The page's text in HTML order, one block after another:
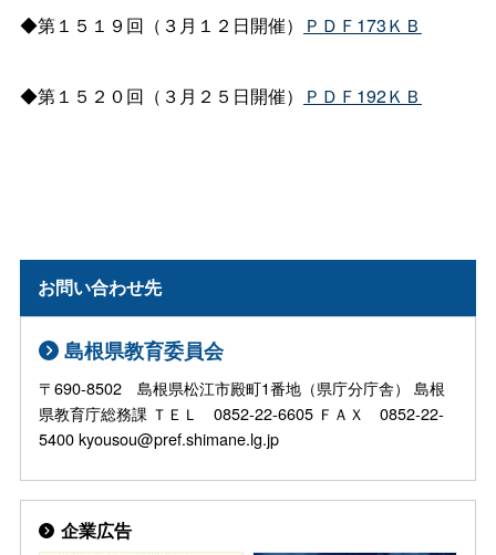
◆第１５１９回（３月１２日開催） ＰＤＦ173ＫＢ
◆第１５２０回（３月２５日開催） ＰＤＦ192ＫＢ
お問い合わせ先
島根県教育委員会
〒690-8502 島根県松江市殿町1番地（県庁分庁舎） 島根
県教育庁総務課 ＴＥＬ 0852-22-6605 ＦＡＸ 0852-22-
5400 kyousou@pref.shimane.lg.jp
企業広告